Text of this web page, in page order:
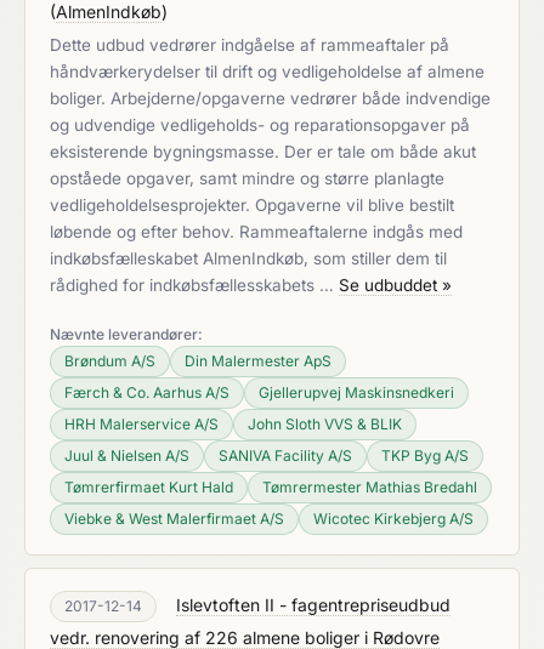
(AlmenIndkøb)
Dette udbud vedrører indgåelse af rammeaftaler på
håndværkerydelser til drift og vedligeholdelse af almene
boliger. Arbejderne/opgaverne vedrører både indvendige
og udvendige vedligeholds- og reparationsopgaver på
eksisterende bygningsmasse. Der er tale om både akut
opståede opgaver, samt mindre og større planlagte
vedligeholdelsesprojekter. Opgaverne vil blive bestilt
løbende og efter behov. Rammeaftalerne indgås med
indkøbsfælleskabet AlmenIndkøb, som stiller dem til
rådighed for indkøbsfællesskabets … Se udbuddet »
Nævnte leverandører:
Brøndum A/S
Din Malermester ApS
Færch & Co. Aarhus A/S
Gjellerupvej Maskinsnedkeri
HRH Malerservice A/S
John Sloth VVS & BLIK
Juul & Nielsen A/S
SANIVA Facility A/S
TKP Byg A/S
Tømrerfirmaet Kurt Hald
Tømrermester Mathias Bredahl
Viebke & West Malerfirmaet A/S
Wicotec Kirkebjerg A/S
2017-12-14
Islevtoften II - fagentrepriseudbud
vedr. renovering af 226 almene boliger i Rødovre